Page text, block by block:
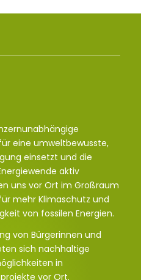
eine umweltbewusste,
einsetzt und die
aktiv
uns vor Ort im Großraum
mehr Klimaschutz und
von fossilen Energien.
von Bürgerinnen und
sich nachhaltige
in
vor Ort.